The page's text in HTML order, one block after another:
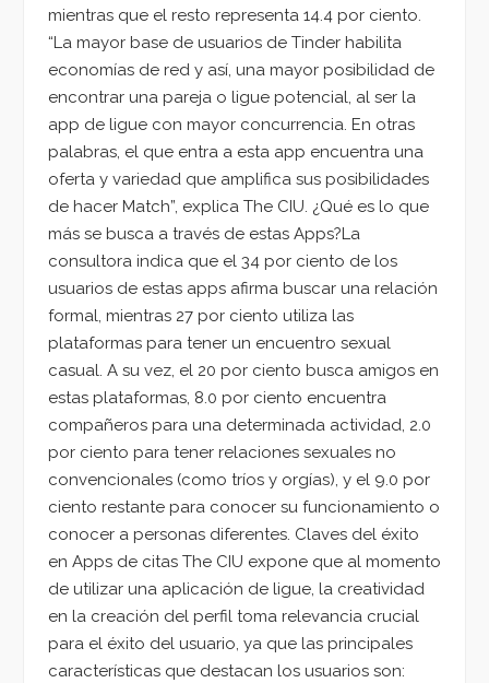
mientras que el resto representa 14.4 por ciento.
“La mayor base de usuarios de Tinder habilita
economías de red y así, una mayor posibilidad de
encontrar una pareja o ligue potencial, al ser la
app de ligue con mayor concurrencia. En otras
palabras, el que entra a esta app encuentra una
oferta y variedad que amplifica sus posibilidades
de hacer Match”, explica The CIU. ¿Qué es lo que
más se busca a través de estas Apps?La
consultora indica que el 34 por ciento de los
usuarios de estas apps afirma buscar una relación
formal, mientras 27 por ciento utiliza las
plataformas para tener un encuentro sexual
casual. A su vez, el 20 por ciento busca amigos en
estas plataformas, 8.0 por ciento encuentra
compañeros para una determinada actividad, 2.0
por ciento para tener relaciones sexuales no
convencionales (como tríos y orgías), y el 9.0 por
ciento restante para conocer su funcionamiento o
conocer a personas diferentes. Claves del éxito
en Apps de citas The CIU expone que al momento
de utilizar una aplicación de ligue, la creatividad
en la creación del perfil toma relevancia crucial
para el éxito del usuario, ya que las principales
características que destacan los usuarios son: